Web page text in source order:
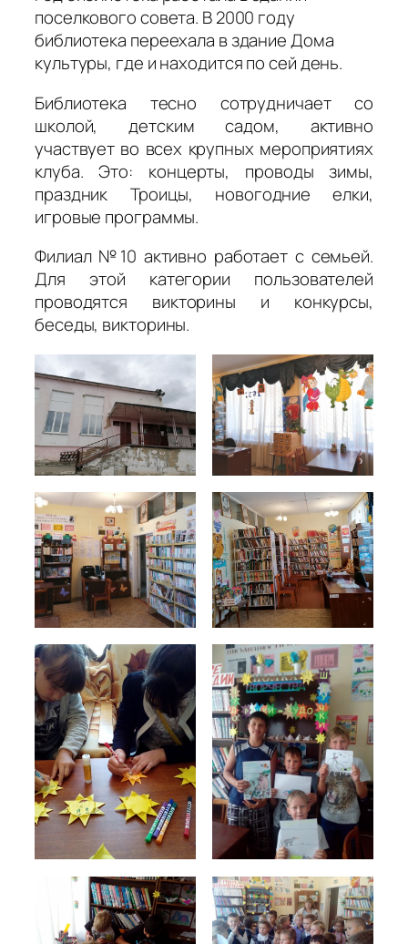
поселкового совета. В 2000 году
библиотека переехала в здание Дома
культуры, где и находится по сей день.
Библиотека тесно сотрудничает со
школой, детским садом, активно
участвует во всех крупных мероприятиях
клуба. Это: концерты, проводы зимы,
праздник Троицы, новогодние елки,
игровые программы.
Филиал №10 активно работает с семьей.
Для этой категории пользователей
проводятся викторины и конкурсы,
беседы, викторины.